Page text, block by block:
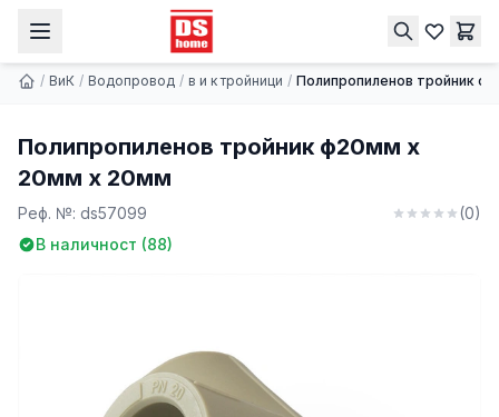
/ ВиК / Водопровод / в и к тройници / Полипропиленов тройник
Полипропиленов тройник ф20мм х
20мм х 20мм
Реф. №: ds57099 (0)
В наличност (88)
Купи